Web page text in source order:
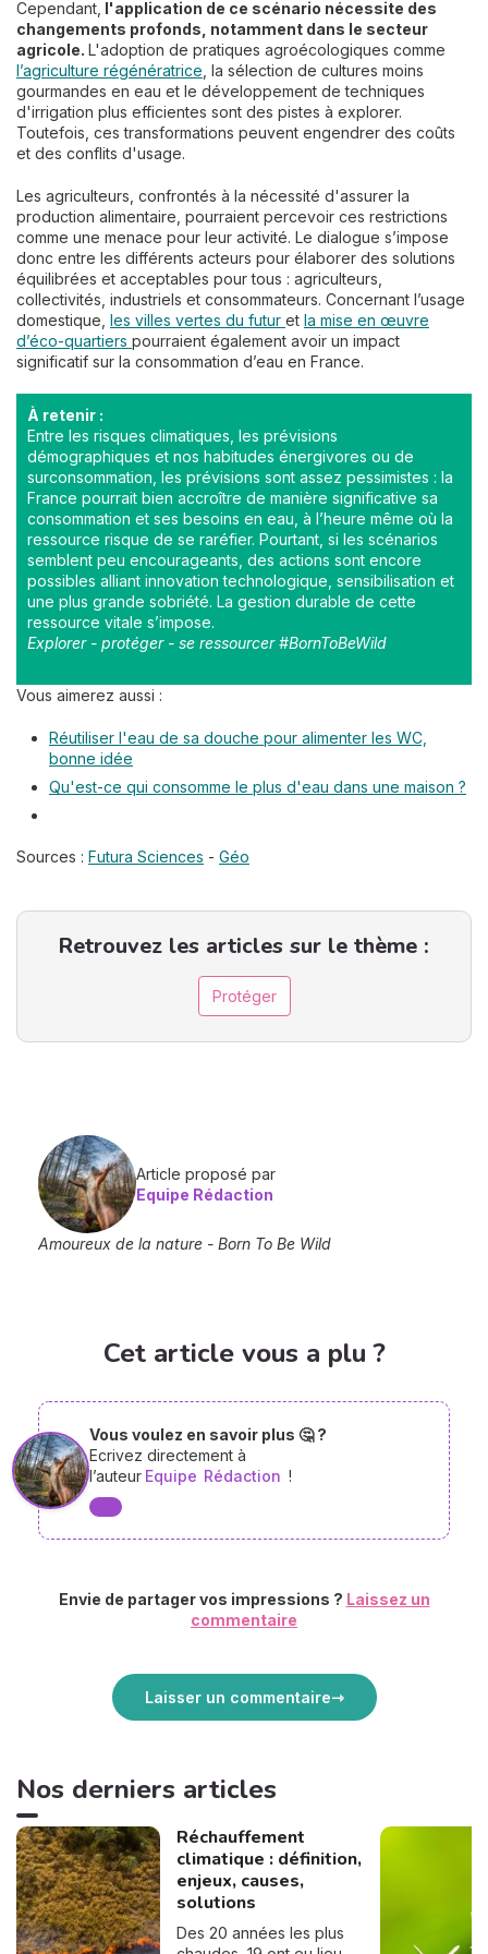
Cependant, l'application de ce scénario nécessite des
changements profonds, notamment dans le secteur
agricole. L'adoption de pratiques agroécologiques comme
l’agriculture régénératrice , la sélection de cultures moins
gourmandes en eau et le développement de techniques
d'irrigation plus efficientes sont des pistes à explorer.
Toutefois, ces transformations peuvent engendrer des coûts
et des conflits d'usage.
Les agriculteurs, confrontés à la nécessité d'assurer la
production alimentaire, pourraient percevoir ces restrictions
comme une menace pour leur activité. Le dialogue s’impose
donc entre les différents acteurs pour élaborer des solutions
équilibrées et acceptables pour tous : agriculteurs,
collectivités, industriels et consommateurs. Concernant l’usage
domestique, les villes vertes du futur et la mise en œuvre
d’éco-quartiers pourraient également avoir un impact
significatif sur la consommation d’eau en France.
À retenir :
Entre les risques climatiques, les prévisions
démographiques et nos habitudes énergivores ou de
surconsommation, les prévisions sont assez pessimistes : la
France pourrait bien accroître de manière significative sa
consommation et ses besoins en eau, à l’heure même où la
ressource risque de se raréfier. Pourtant, si les scénarios
semblent peu encourageants, des actions sont encore
possibles alliant innovation technologique, sensibilisation et
une plus grande sobriété. La gestion durable de cette
ressource vitale s’impose.
Explorer - protéger - se ressourcer #BornToBeWild
Vous aimerez aussi :
Réutiliser l'eau de sa douche pour alimenter les WC,
bonne idée
Qu'est-ce qui consomme le plus d'eau dans une maison ?
Sources : Futura Sciences - Géo
Retrouvez les articles sur le thème :
Protéger
Article proposé par
Equipe Rédaction
Amoureux de la nature - Born To Be Wild
Cet article vous a plu ?
Vous voulez en savoir plus 🤔 ?
Ecrivez directement à
l’auteur Equipe Rédaction !
Envie de partager vos impressions ? Laissez un
commentaire
Laisser un commentaire
Nos derniers articles
Réchauffement
climatique : définition,
enjeux, causes,
solutions
Des 20 années les plus